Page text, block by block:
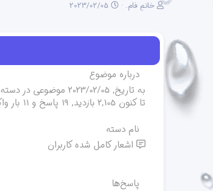
ن
س
خانمِ فام.
ت
ی
و
ع
2023/02/05
درباره موضوع
به تاریخ, 2023/02/05 موضوعی در دسته
تا کنون 2,105 بازدید, 19 پاسخ و 11 بار واکنش داشته است
نام دسته
پاسخ‌ها